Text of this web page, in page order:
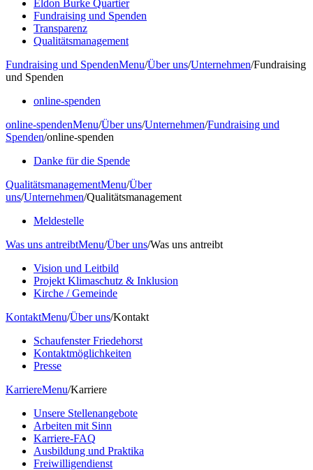
Eldon Burke Quartier
Fundraising und Spenden
Transparenz
Qualitätsmanagement
Fundraising und SpendenMenu/Über uns/Unternehmen/Fundraising
und Spenden
online-spenden
online-spendenMenu/Über uns/Unternehmen/Fundraising und
Spenden/online-spenden
Danke für die Spende
QualitätsmanagementMenu/Über
uns/Unternehmen/Qualitätsmanagement
Meldestelle
Was uns antreibtMenu/Über uns/Was uns antreibt
Vision und Leitbild
Projekt Klimaschutz & Inklusion
Kirche / Gemeinde
KontaktMenu/Über uns/Kontakt
Schaufenster Friedehorst
Kontaktmöglichkeiten
Presse
KarriereMenu/Karriere
Unsere Stellenangebote
Arbeiten mit Sinn
Karriere-FAQ
Ausbildung und Praktika
Freiwilligendienst